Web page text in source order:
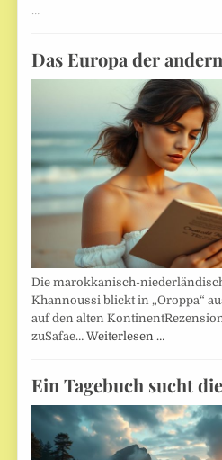
…
Das Europa der andern
Die marokkanisch-
Khannoussi blickt in „Oroppa“
auf den alten
zuSafae…Weiterlesen …
Ein Tagebuch sucht